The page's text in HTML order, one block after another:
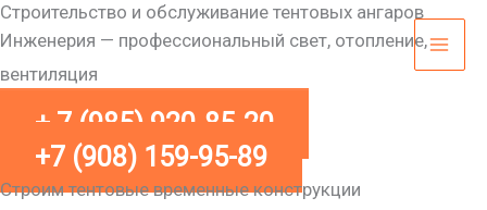
Перейти
к
содержимому
Строительство и обслуживание тентовых ангаров
Инженерия — профессиональный свет, отопление,
вентиляция
+ 7 (985) 920-85-20
+7 (908) 159-95-89
Строим тентовые временные конструкции